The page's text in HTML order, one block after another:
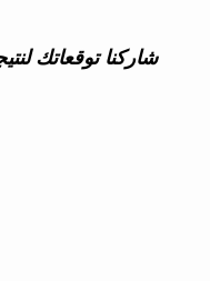
شاركنا توقعاتك